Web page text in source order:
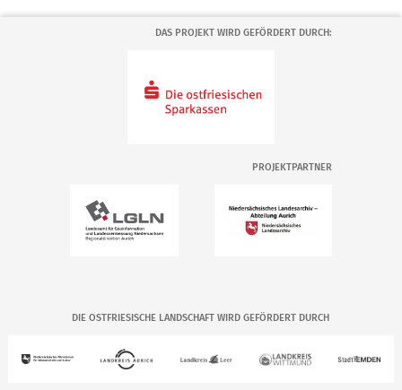
DAS PROJEKT WIRD GEFÖRDERT DURCH:
PROJEKTPARTNER
DIE OSTFRIESISCHE LANDSCHAFT WIRD GEFÖRDERT DURCH